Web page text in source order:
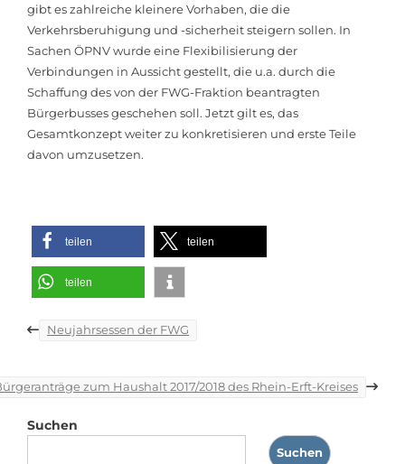
gibt es zahlreiche kleinere Vorhaben, die die
Verkehrsberuhigung und -sicherheit steigern sollen. In
Sachen ÖPNV wurde eine Flexibilisierung der
Verbindungen in Aussicht gestellt, die u.a. durch die
Schaffung des von der FWG-Fraktion beantragten
Bürgerbusses geschehen soll. Jetzt gilt es, das
Gesamtkonzept weiter zu konkretisieren und erste Teile
davon umzusetzen.
teilen teilen
teilen
Beitragsnavigation
Neujahrsessen der FWG
zum Haushalt 2017/2018 des Rhein-Erft-Kreises
Suchen
Suchen